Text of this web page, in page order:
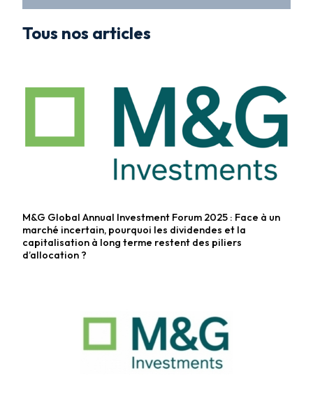
Tous nos articles
Fonds diversifiés
M&G Global Annual Investment Forum 2025 : Face à un
marché incertain, pourquoi les dividendes et la
capitalisation à long terme restent des piliers
d’allocation ?